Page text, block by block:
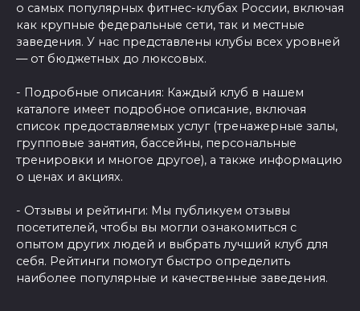
о самых популярных фитнес-клубах России, включая
как крупные федеральные сети, так и местные
заведения. У нас представлены клубы всех уровней
— от бюджетных до люксовых.
- Подробные описания: Каждый клуб в нашем
каталоге имеет подробное описание, включая
список предоставляемых услуг (тренажерные залы,
групповые занятия, бассейны, персональные
тренировки и многое другое), а также информацию
о ценах и акциях.
- Отзывы и рейтинги: Мы публикуем отзывы
посетителей, чтобы вы могли ознакомиться с
опытом других людей и выбрать лучший клуб для
себя. Рейтинги помогут быстро определить
наиболее популярные и качественные заведения.